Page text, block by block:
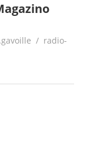
radio-